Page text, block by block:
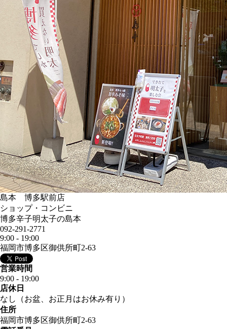
島本 博多駅前店
ショップ・コンビニ
博多辛子明太子の島本
092-291-2771
9:00 - 19:00
福岡市博多区御供所町2-63
営業時間
9:00 - 19:00
店休日
なし（お盆、お正月はお休み有り）
住所
福岡市博多区御供所町2-63